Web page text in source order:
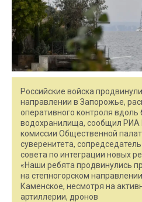
Российские войска
направлении в Запорожье,
оперативного контроля вдоль
водохранилища, сообщил РИА
комиссии Общественной
суверенитета,
совета по интеграции новых
«Наши ребята продвинулись
на степногорском
Каменское, несмотря на
артиллерии, дронов